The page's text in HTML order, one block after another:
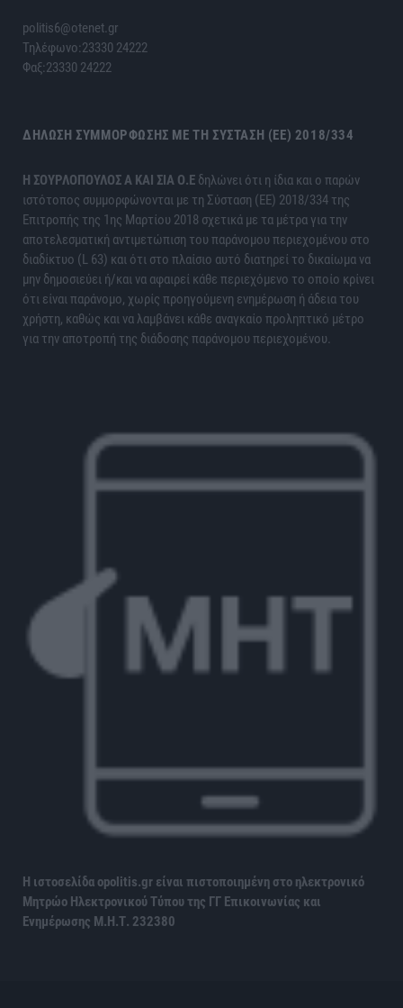
politis6@otenet.gr
Τηλέφωνο:23330 24222
Φαξ:23330 24222
ΔΉΛΩΣΗ ΣΥΜΜΌΡΦΩΣΗΣ ΜΕ ΤΗ ΣΎΣΤΑΣΗ (ΕΕ) 2018/334
H ΣΟΥΡΛΟΠΟΥΛΟΣ Α ΚΑΙ ΣΙΑ Ο.Ε δηλώνει ότι η ίδια και ο παρών
ιστότοπος συμμορφώνονται με τη Σύσταση (ΕΕ) 2018/334 της
Επιτροπής της 1ης Μαρτίου 2018 σχετικά με τα μέτρα για την
αποτελεσματική αντιμετώπιση του παράνομου περιεχομένου στο
διαδίκτυο (L 63) και ότι στο πλαίσιο αυτό διατηρεί το δικαίωμα να
μην δημοσιεύει ή/και να αφαιρεί κάθε περιεχόμενο το οποίο κρίνει
ότι είναι παράνομο, χωρίς προηγούμενη ενημέρωση ή άδεια του
χρήστη, καθώς και να λαμβάνει κάθε αναγκαίο προληπτικό μέτρο
για την αποτροπή της διάδοσης παράνομου περιεχομένου.
Η ιστοσελίδα opolitis.gr είναι πιστοποιημένη στο ηλεκτρονικό
Μητρώο Ηλεκτρονικού Τύπου της ΓΓ Επικοινωνίας και
Ενημέρωσης Μ.Η.Τ. 232380